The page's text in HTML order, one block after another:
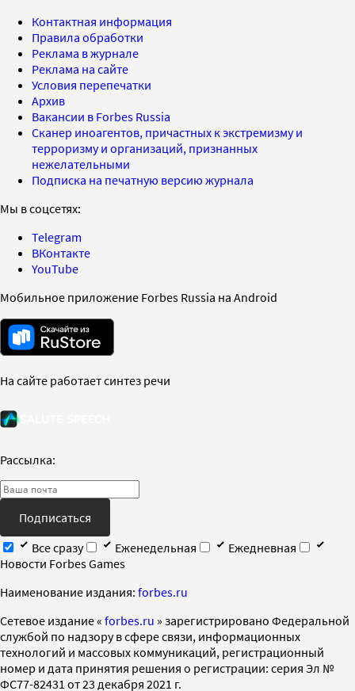
Контактная информация
Правила обработки
Реклама в журнале
Реклама на сайте
Условия перепечатки
Архив
Вакансии в Forbes Russia
Сканер иноагентов, причастных к экстремизму и
терроризму и организаций, признанных
нежелательными
Подписка на печатную версию журнала
Мы в соцсетях:
Telegram
ВКонтакте
YouTube
Мобильное приложение Forbes Russia на Android
На сайте работает синтез речи
Рассылка:
Подписаться
Все сразу
Еженедельная
Ежедневная
Новости Forbes Games
Наименование издания: forbes.ru
Cетевое издание « forbes.ru » зарегистрировано Федеральной
службой по надзору в сфере связи, информационных
технологий и массовых коммуникаций, регистрационный
номер и дата принятия решения о регистрации: серия Эл №
ФС77-82431 от 23 декабря 2021 г.